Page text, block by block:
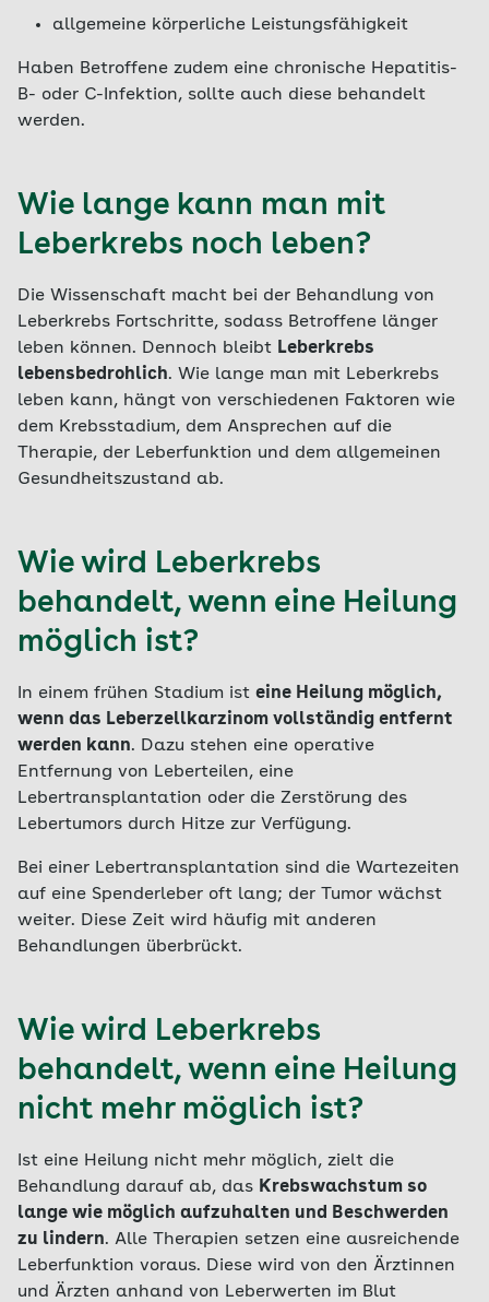
allgemeine körperliche Leistungsfähigkeit
Haben Betroffene zudem eine chronische Hepatitis-
B- oder C-Infektion, sollte auch diese behandelt
werden.
Wie lange kann man mit
Leberkrebs noch leben?
Die Wissenschaft macht bei der Behandlung von
Leberkrebs Fortschritte, sodass Betroffene länger
leben können. Dennoch bleibt Leberkrebs
lebensbedrohlich. Wie lange man mit Leberkrebs
leben kann, hängt von verschiedenen Faktoren wie
dem Krebsstadium, dem Ansprechen auf die
Therapie, der Leberfunktion und dem allgemeinen
Gesundheitszustand ab.
Wie wird Leberkrebs
behandelt, wenn eine Heilung
möglich ist?
In einem frühen Stadium ist eine Heilung möglich,
wenn das Leberzellkarzinom vollständig entfernt
werden kann. Dazu stehen eine operative
Entfernung von Leberteilen, eine
Lebertransplantation oder die Zerstörung des
Lebertumors durch Hitze zur Verfügung.
Bei einer Lebertransplantation sind die Wartezeiten
auf eine Spenderleber oft lang; der Tumor wächst
weiter. Diese Zeit wird häufig mit anderen
Behandlungen überbrückt.
Wie wird Leberkrebs
behandelt, wenn eine Heilung
nicht mehr möglich ist?
Ist eine Heilung nicht mehr möglich, zielt die
Behandlung darauf ab, das Krebswachstum so
lange wie möglich aufzuhalten und Beschwerden
zu lindern. Alle Therapien setzen eine ausreichende
Leberfunktion voraus. Diese wird von den Ärztinnen
und Ärzten anhand von Leberwerten im Blut